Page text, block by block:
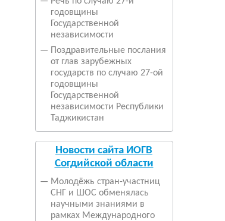
годовщины
Государственной
независимости
—
Поздравительные послания
от глав зарубежных
государств по случаю 27-ой
годовщины
Государственной
независимости Республики
Таджикистан
Новости сайта ИОГВ
Согдийской области
— Молодёжь стран-участниц
СНГ и ШОС обменялась
научными знаниями в
рамках Международного